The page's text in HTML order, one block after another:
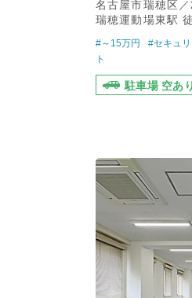
名古屋市瑞穂区
瑞穂運動場東駅
#～15万円 #セキュ
ト
駐車場 空あり